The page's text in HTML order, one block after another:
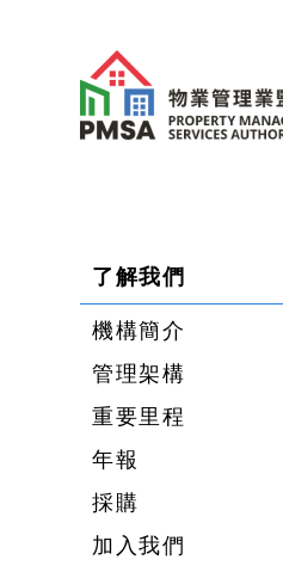
了解我們
機構簡介
管理架構
重要里程
年報
採購
加入我們